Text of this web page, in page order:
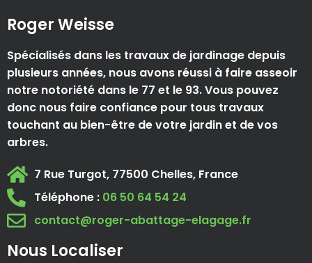
Roger Weisse
Spécialisés dans les travaux de jardinage depuis
plusieurs années, nous avons réussi à faire asseoir
notre notoriété dans le 77 et le 93. Vous pouvez
donc nous faire confiance pour tous travaux
touchant au bien-être de votre jardin et de vos
arbres.
7 Rue Turgot, 77500 Chelles, France
Téléphone : 06 50 64 54 24
contact@roger-abattage-elagage.fr
Nous Localiser